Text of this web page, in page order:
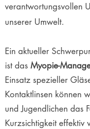
verantwortungsvollen
unserer Umwelt.
Ein aktueller
ist das Myopie-
Einsatz spezieller
Kontaktlinsen können
und Jugendlichen das
Kurzsichtigkeit effektiv